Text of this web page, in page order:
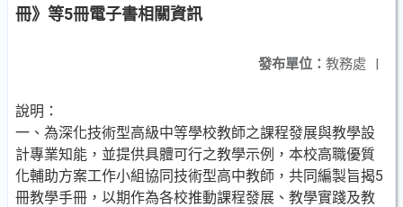
冊》等5冊電子書相關資訊
發布單位： 教務處 |
說明：
一、為深化技術型高級中等學校教師之課程發展與教學設
計專業知能，並提供具體可行之教學示例，本校高職優質
化輔助方案工作小組協同技術型高中教師，共同編製旨揭5
冊教學手冊，以期作為各校推動課程發展、教學實踐及教